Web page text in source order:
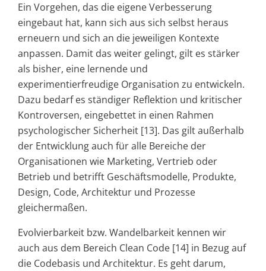
Ein Vorgehen, das die eigene Verbesserung
eingebaut hat, kann sich aus sich selbst heraus
erneuern und sich an die jeweiligen Kontexte
anpassen. Damit das weiter gelingt, gilt es stärker
als bisher, eine lernende und
experimentierfreudige Organisation zu entwickeln.
Dazu bedarf es ständiger Reflektion und kritischer
Kontroversen, eingebettet in einen Rahmen
psychologischer Sicherheit [13]. Das gilt außerhalb
der Entwicklung auch für alle Bereiche der
Organisationen wie Marketing, Vertrieb oder
Betrieb und betrifft Geschäftsmodelle, Produkte,
Design, Code, Architektur und Prozesse
gleichermaßen.
Evolvierbarkeit bzw. Wandelbarkeit kennen wir
auch aus dem Bereich Clean Code [14] in Bezug auf
die Codebasis und Architektur. Es geht darum,